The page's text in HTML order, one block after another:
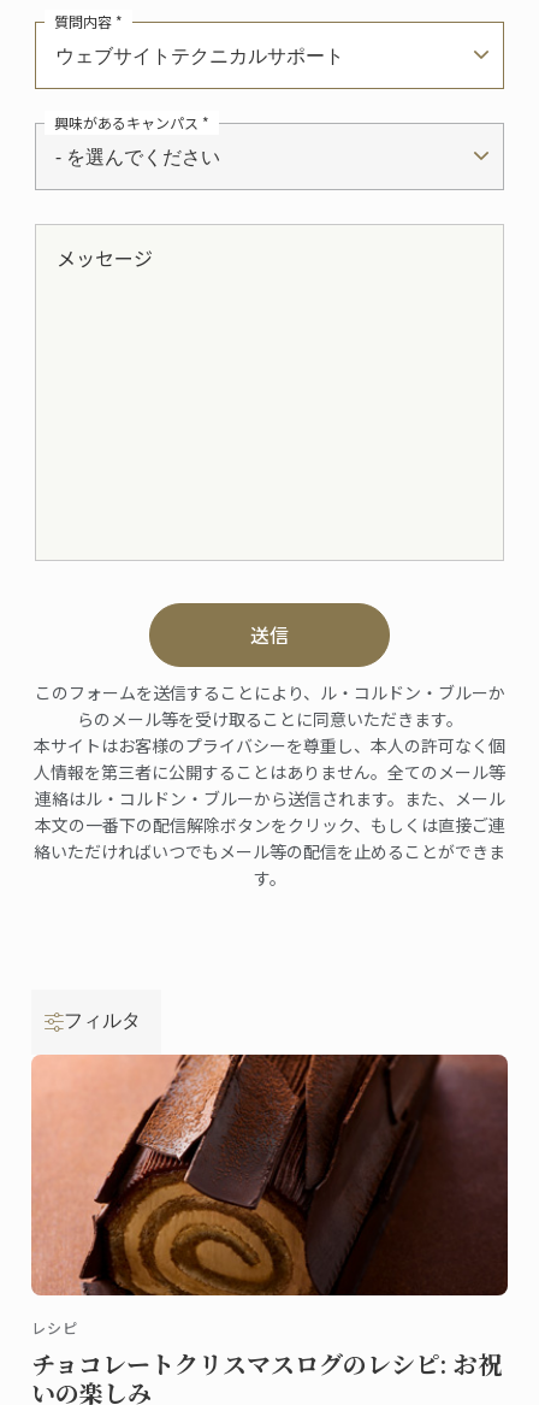
ウェブサイトテクニカルサポート
質問内容 *
- を選んでください
興味があるキャンパス *
メッセージ
送信
このフォームを送信することにより、ル・コルドン・ブルーか
らのメール等を受け取ることに同意いただきます。
本サイトはお客様のプライバシーを尊重し、本人の許可なく個
人情報を第三者に公開することはありません。全てのメール等
連絡はル・コルドン・ブルーから送信されます。また、メール
本文の一番下の配信解除ボタンをクリック、もしくは直接ご連
絡いただければいつでもメール等の配信を止めることができま
す。
フィルタ
レシピ
チョコレートクリスマスログのレシピ: お祝
いの楽しみ